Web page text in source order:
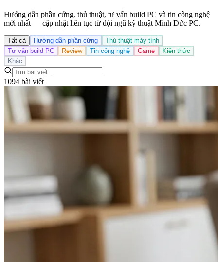
Hướng dẫn phần cứng, thủ thuật, tư vấn build PC và tin công nghệ
mới nhất — cập nhật liên tục từ đội ngũ kỹ thuật Minh Đức PC.
Tất cả Hướng dẫn phần cứng
Thủ thuật máy tính
Tư vấn build PC
Review Tin công nghệ Game
Kiến thức
Khác
1094 bài viết